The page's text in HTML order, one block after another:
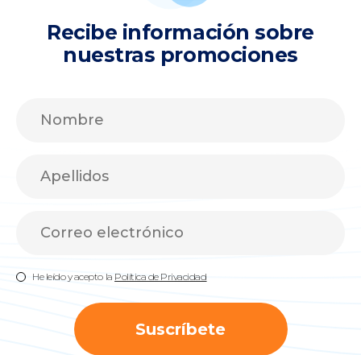
Recibe información sobre
nuestras promociones
He leído y acepto la Política de Privacidad
Suscríbete